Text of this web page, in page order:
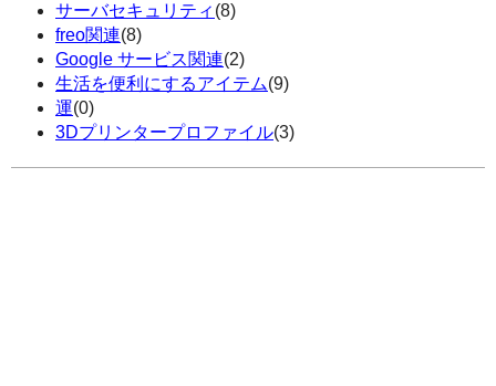
サーバセキュリティ (8)
freo関連(8)
Google サービス関連(2)
生活を便利にするアイテム(9)
運(0)
3Dプリンタープロファイル(3)